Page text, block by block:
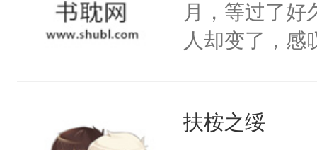
月，等过了好
人却变了，感
扶桉之绥